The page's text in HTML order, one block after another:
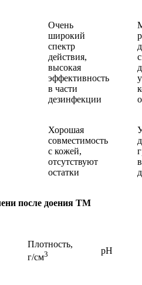
Очень
широкий
спектр
действия,
высокая
эффективность
в части
дезинфекции
Хорошая
совместимость
с кожей,
отсутствуют
остатки
после доения ТМ
Плотность,
г/см3 рН